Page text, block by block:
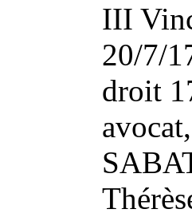
III
20/7/
droit